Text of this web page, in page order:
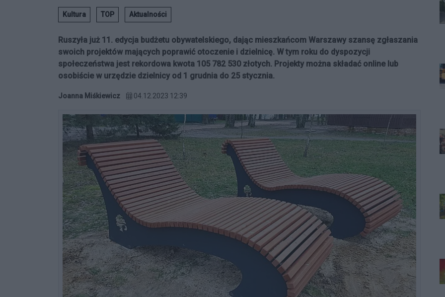
Kultura TOP Aktualności
Ruszyła już 11. edycja budżetu obywatelskiego, dając mieszkańcom Warszawy szansę zgłaszania
swoich projektów mających poprawić otoczenie i dzielnicę. W tym roku do dyspozycji
społeczeństwa jest rekordowa kwota 105 782 530 złotych. Projekty można składać online lub
osobiście w urzędzie dzielnicy od 1 grudnia do 25 stycznia.
Joanna Miśkiewicz 04.12.2023 12:39